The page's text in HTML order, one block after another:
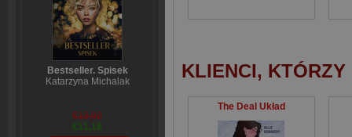
Bestseller. Spisek
Katarzyna Michalak
€13,92
€11,18
KLIENCI,
The Deal Układ